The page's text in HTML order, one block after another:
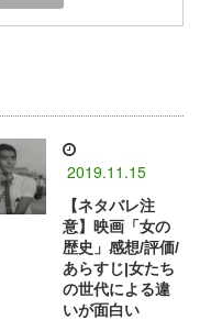
2019.11.15
【ネタバレ注
意】映画「女の
歴史」感想/評価/
あらすじ|女たち
の世代による違
いが面白い